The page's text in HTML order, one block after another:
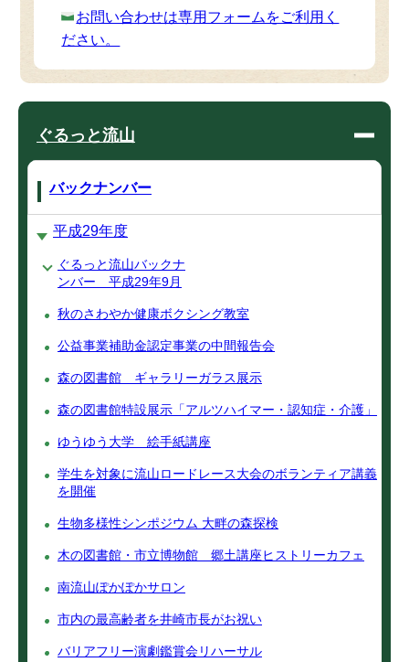
お問い合わせは専用フォームをご利用く
ださい。
ぐるっと流山
バックナンバー
平成29年度
ぐるっと流山バックナ
ンバー 平成29年9月
秋のさわやか健康ボクシング教室
公益事業補助金認定事業の中間報告会
森の図書館 ギャラリーガラス展示
森の図書館特設展示「アルツハイマー・認知症・介護」
ゆうゆう大学 絵手紙講座
学生を対象に流山ロードレース大会のボランティア講義
を開催
生物多様性シンポジウム 大畔の森探検
木の図書館・市立博物館 郷土講座ヒストリーカフェ
南流山ぽかぽかサロン
市内の最高齢者を井崎市長がお祝い
バリアフリー演劇鑑賞会リハーサル